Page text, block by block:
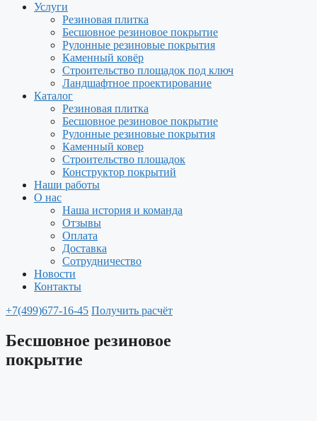
Услуги
Резиновая плитка
Бесшовное резиновое покрытие
Рулонные резиновые покрытия
Каменный ковёр
Строительство площадок под ключ
Ландшафтное проектирование
Каталог
Резиновая плитка
Бесшовное резиновое покрытие
Рулонные резиновые покрытия
Каменный ковер
Строительство площадок
Конструктор покрытий
Наши работы
О нас
Наша история и команда
Отзывы
Оплата
Доставка
Сотрудничество
Новости
Контакты
+7(499)677-16-45 Получить расчёт
Бесшовное резиновое
покрытие